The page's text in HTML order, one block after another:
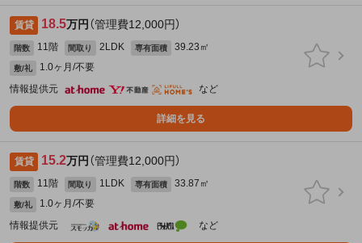
賃貸 18.5万円 （管理費12,000円）
階数 11階 間取り 2LDK 専有面積 39.23㎡
敷/礼
1.0ヶ月/不要
情報提供元
など
詳細を見る
賃貸 15.2万円 （管理費12,000円）
階数 11階 間取り 1LDK 専有面積 33.87㎡
敷/礼
1.0ヶ月/不要
情報提供元
など